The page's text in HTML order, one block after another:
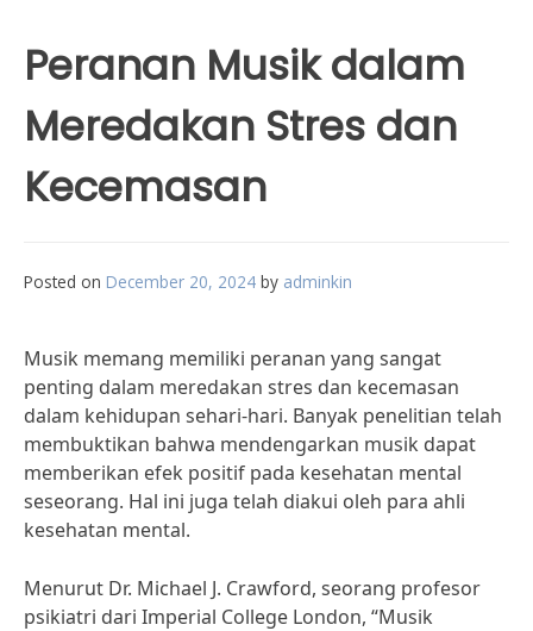
Peranan Musik dalam
Meredakan Stres dan
Kecemasan
Posted on December 20, 2024 by adminkin
Musik memang memiliki peranan yang sangat
penting dalam meredakan stres dan kecemasan
dalam kehidupan sehari-hari. Banyak penelitian telah
membuktikan bahwa mendengarkan musik dapat
memberikan efek positif pada kesehatan mental
seseorang. Hal ini juga telah diakui oleh para ahli
kesehatan mental.
Menurut Dr. Michael J. Crawford, seorang profesor
psikiatri dari Imperial College London, “Musik